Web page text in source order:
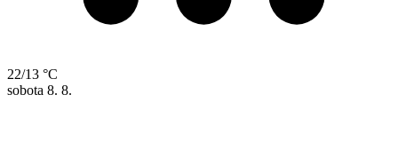
22/13 °C
sobota 8. 8.